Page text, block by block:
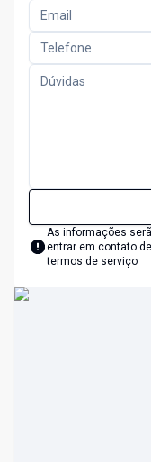
As informações
entrar em contato
termos de serviço